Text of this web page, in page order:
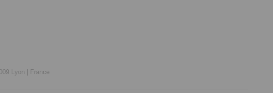
Lyon | France